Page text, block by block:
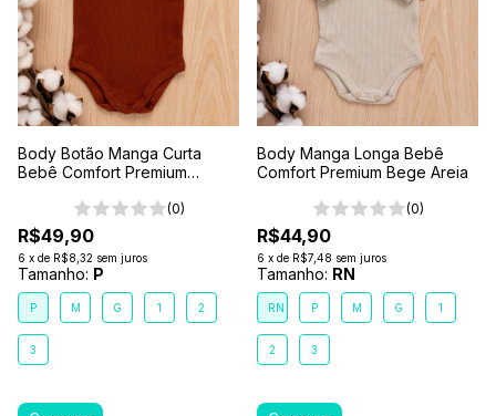
Body Botão Manga Curta
Bebê Comfort Premium
(0)
R$49,90
6 x de R$8,32 sem juros
Tamanho: P
P M G 1 2
3
Body Manga Longa Bebê
Comfort Premium Bege Areia
(0)
R$44,90
6 x de R$7,48 sem juros
Tamanho: RN
RN P M G 1
2 3